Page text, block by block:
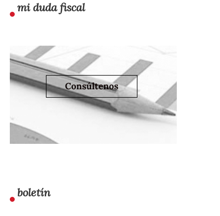
mi duda fiscal
boletín